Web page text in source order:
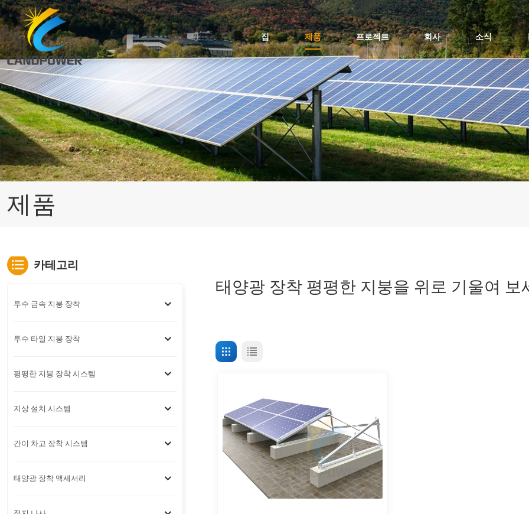
집 제품 프로젝트 회사 소식
제품
태양광 장착 평평한 지붕을 위로 기울여 보
카테고리
투수 금속 지붕 장착
투수 타일 지붕 장착
평평한 지붕 장착 시스템
지상 설치 시스템
간이 차고 장착 시스템
태양광 장착 액세서리